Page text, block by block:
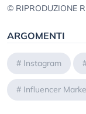
© RIPRODUZIONE
ARGOMENTI
# Instagram
# Influencer